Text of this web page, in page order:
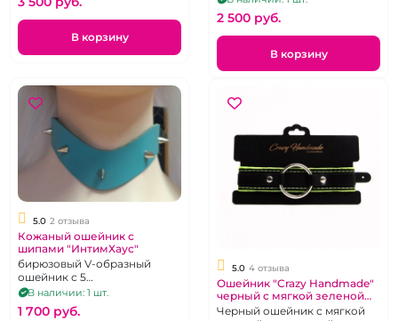
В корзину
2 500 pуб.
В корзину
5.0 2 отзыва
Кожаный ошейник с
шипами "ИнтимХаус"
бирюзовый V-образный
ошейник с 5
хромированными шипами
В наличии: 1 шт.
1 700 pуб.
5.0 4 отзыва
Ошейник "Crazy Handmade"
черный с мягкой зеленой
подкладкой
Черный ошейник с мягкой